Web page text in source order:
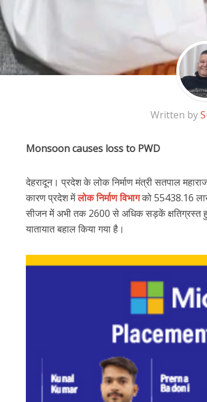
Written by
Monsoon causes loss to PWD
देहरादून। प्रदेश के लोक निर्माण मंत्री सतपाल
कारण प्रदेश मेंलोक निर्माण विभागको 55438.16
सीजन में अभी तक 2600 से अधिक सड़कें
यातायात बहाल किया गया है।